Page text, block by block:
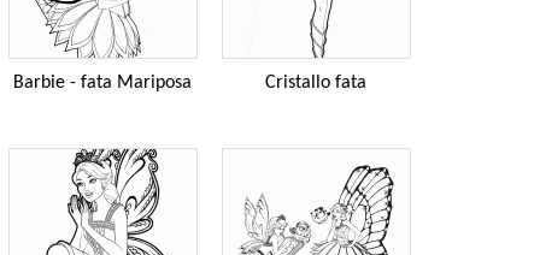
Barbie - fata Mariposa Cristallo fata